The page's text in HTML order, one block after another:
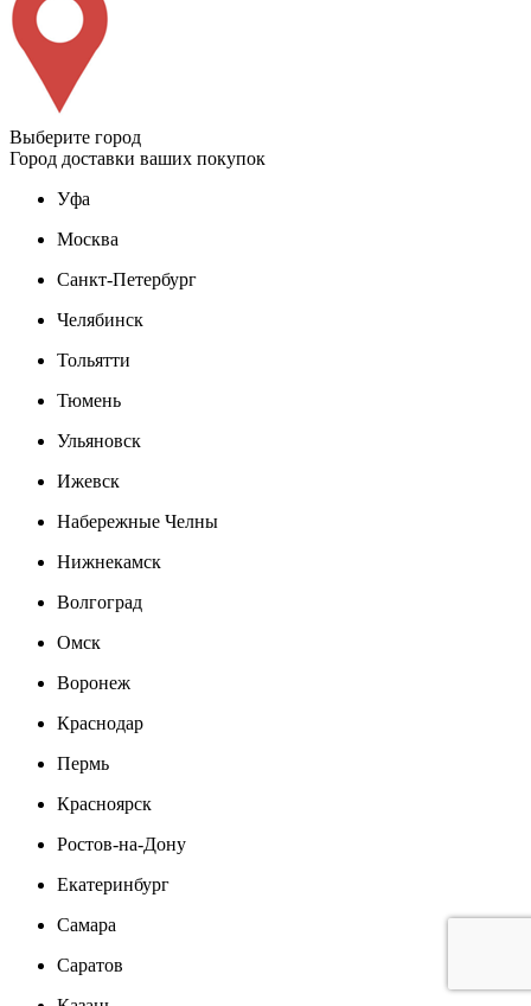
Выберите город
Город доставки ваших покупок
Уфа
Москва
Санкт-Петербург
Челябинск
Тольятти
Тюмень
Ульяновск
Ижевск
Набережные Челны
Нижнекамск
Волгоград
Омск
Воронеж
Краснодар
Пермь
Красноярск
Ростов-на-Дону
Екатеринбург
Самара
Саратов